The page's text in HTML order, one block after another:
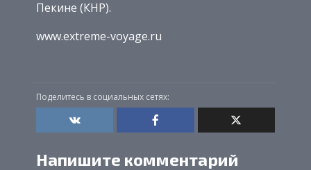
Пекине (КНР).
www.extreme-voyage.ru
Поделитесь в социальных сетях:
Напишите комментарий